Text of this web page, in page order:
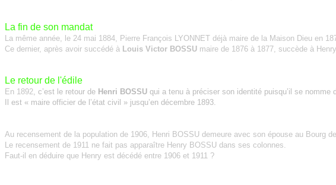
La fin de son mandat
La même année, le 24 mai 1884, Pierre François LYONNET déjà maire de la Maison Dieu en
Ce dernier, après avoir succédé à Louis Victor BOSSU maire de 1876 à 1877, succède à
Le retour de l'édile
En 1892 , c’est le retour de Henri BOSSU qui a tenu à préciser son identité puisqu’il se nomme
Il est « maire officier de l’état civil » jusqu’en décembre 1893.
Au recensement de la population de 1906, Henri BOSSU demeure avec son épouse au Bourg
Le recensement de 1911 ne fait pas apparaître Henry BOSSU dans ses colonnes.
Faut-il en déduire que Henry est décédé entre 1906 et 1911 ?